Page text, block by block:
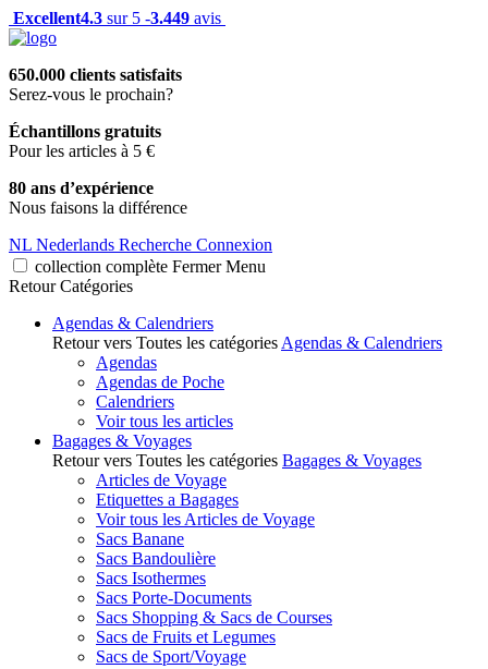
Excellent4.3 sur 5 -3.449 avis
650.000 clients satisfaits
Serez-vous le prochain?
Échantillons gratuits
Pour les articles à 5 €
80 ans d’expérience
Nous faisons la différence
NL Nederlands Recherche Connexion
collection complète Fermer Menu
Retour Catégories
Agendas & Calendriers
Retour vers Toutes les catégories Agendas & Calendriers
Agendas
Agendas de Poche
Calendriers
Voir tous les articles
Bagages & Voyages
Retour vers Toutes les catégories Bagages & Voyages
Articles de Voyage
Etiquettes a Bagages
Voir tous les Articles de Voyage
Sacs Banane
Sacs Bandoulière
Sacs Isothermes
Sacs Porte-Documents
Sacs Shopping & Sacs de Courses
Sacs de Fruits et Legumes
Sacs de Sport/Voyage